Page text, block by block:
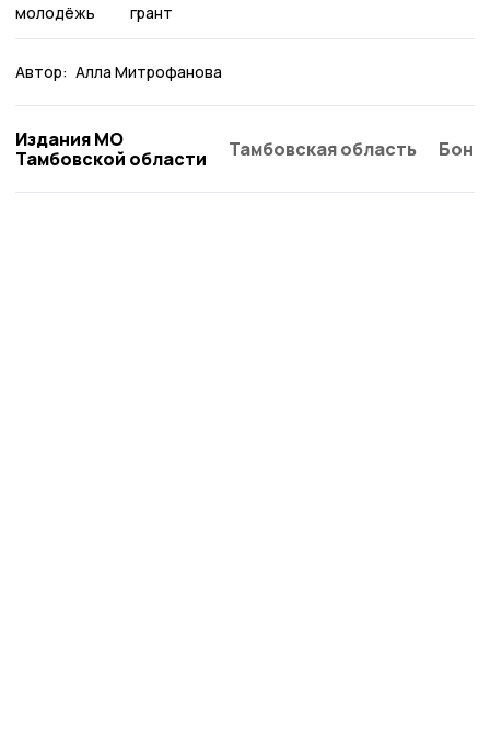
молодёжь грант
Автор: Алла Митрофанова
Издания МО
Тамбовской области
Тамбовская область